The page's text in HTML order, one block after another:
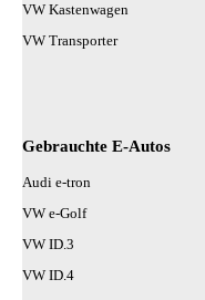
VW Kastenwagen
VW Transporter
Gebrauchte E-Autos
Audi e-tron
VW e-Golf
VW ID.3
VW ID.4